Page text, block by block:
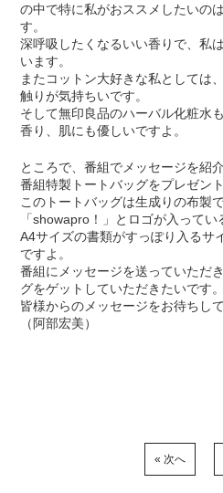
の中で特に私がおススメしたいの
す。
深呼吸したくなるいい香りで、私
います。
またコットン大好きな私としては
触りが気持ちいです。
そして無印良品のハーバル化粧水
香り、肌にも優しいですよ。
ところで、番組でメッセージを紹
番組特製トートバッグをプレゼン
このトートバッグは生成りの布製
「showapro！」とロゴが入ってい
A4サイズの書類がすっぽり入るサ
ですよ。
番組にメッセージを送っていただ
グをゲットしていただきたいです。
皆様からのメッセージをお待ちし
（阿部宏美）
« 次へ